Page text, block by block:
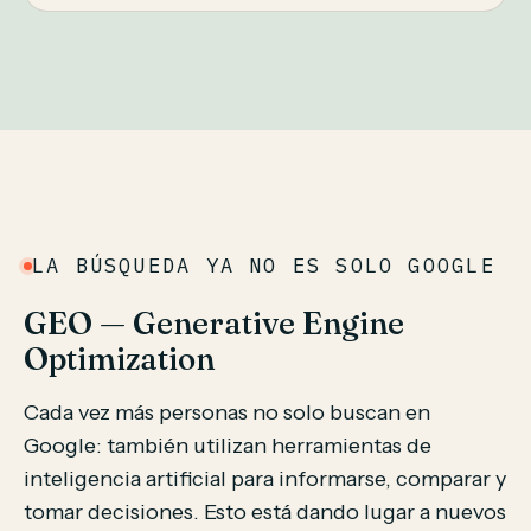
LA BÚSQUEDA YA NO ES SOLO GOOGLE
GEO — Generative Engine
Optimization
Cada vez más personas no solo buscan en
Google: también utilizan herramientas de
inteligencia artificial para informarse, comparar y
tomar decisiones. Esto está dando lugar a nuevos